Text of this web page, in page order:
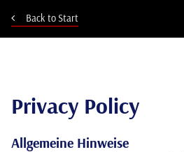
Back to Start
Privacy Policy
Allgemeine Hinweise